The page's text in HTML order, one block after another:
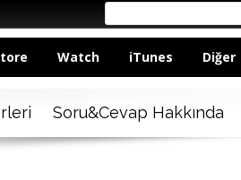
Watch iTunes Diğer
Soru&Cevap Hakkında